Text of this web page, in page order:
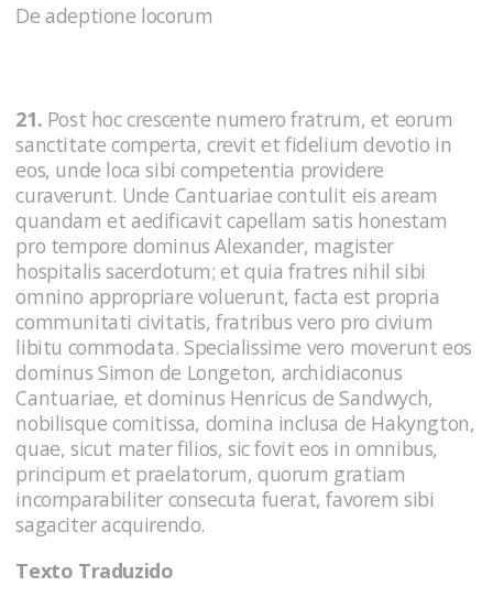
De adeptione locorum
21. Post hoc crescente numero fratrum, et eorum
sanctitate comperta, crevit et fidelium devotio in
eos, unde loca sibi competentia providere
curaverunt. Unde Cantuariae contulit eis aream
quandam et aedificavit capellam satis honestam
pro tempore dominus Alexander, magister
hospitalis sacerdotum; et quia fratres nihil sibi
omnino appropriare voluerunt, facta est propria
communitati civitatis, fratribus vero pro civium
libitu commodata. Specialissime vero moverunt eos
dominus Simon de Longeton, archidiaconus
Cantuariae, et dominus Henricus de Sandwych,
nobilisque comitissa, domina inclusa de Hakyngton,
quae, sicut mater filios, sic fovit eos in omnibus,
principum et praelatorum, quorum gratiam
incomparabiliter consecuta fuerat, favorem sibi
sagaciter acquirendo.
Texto Traduzido